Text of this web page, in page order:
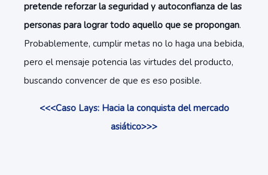
pretende reforzar la seguridad y autoconfianza de las
personas para lograr todo aquello que se propongan.
Probablemente, cumplir metas no lo haga una bebida,
pero el mensaje potencia las virtudes del producto,
buscando convencer de que es eso posible.
<<<Caso Lays: Hacia la conquista del mercado
asiático>>>